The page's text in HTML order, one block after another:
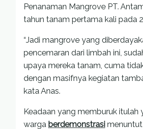
Penanaman Mangrove PT.
tahun tanam pertama kali pada
“Jadi mangrove yang
pencemaran dari limbah ini,
upaya mereka tanam, cuma
dengan masifnya kegiatan
kata Anas.
Keadaan yang memburuk itulah
warga berdemonstrasi